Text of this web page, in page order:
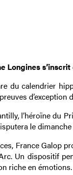
Longines
du calendrier
d’exception
l’héroïne du
le
France Galop
Un dispositif
riche en émotions.